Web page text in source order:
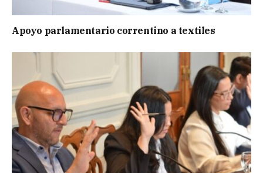
Apoyo parlamentario correntino a textiles